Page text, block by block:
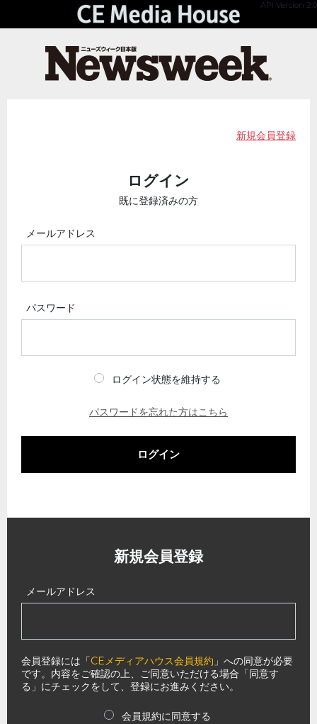
API Version 2.0
新規会員登録
ログイン
既に登録済みの方
メールアドレス
パスワード
ログイン状態を維持する
パスワードを忘れた方はこちら
ログイン
新規会員登録
メールアドレス
会員登録には「CEメディアハウス会員規約 」への同意が必要
です。内容をご確認の上、ご同意いただける場合「同意す
る」にチェックをして、登録にお進みください。
会員規約に同意する